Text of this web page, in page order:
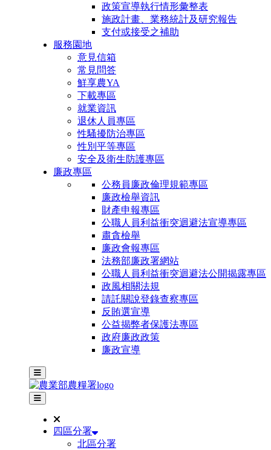
政策宣導執行情形彙整表
施政計畫、業務統計及研究報告
支付或接受之補助
服務園地
意見信箱
常見問答
鮮享農YA
下載專區
就業資訊
退休人員專區
性騷擾防治專區
性別平等專區
安全及衛生防護專區
廉政專區
公務員廉政倫理規範專區
廉政檢舉資訊
財產申報專區
公職人員利益衝突迴避法宣導專區
肅貪檢舉
廉政會報專區
法務部廉政署網站
公職人員利益衝突迴避法公開揭露專區
政風相關法規
請託關說登錄查察專區
反賄選宣導
公益揭弊者保護法專區
政府廉政政策
廉政宣導
主選單
其他網站選單
四區分署
北區分署